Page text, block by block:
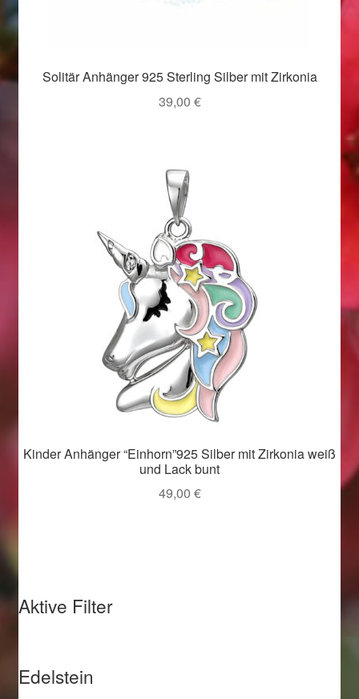
Valentinstag 2016
Valentinstag Geschenke
Weihnachtsangebote 2015
Weihnachtsangebote 2016
Weihnachtsangebote 2017
Weihnachtsangebote 2018
Weihnachtsangebote 2019
Weihnachtsangebote 2020
Weihnachtsangebote 2021
Solitär Anhänger 925 Sterling Silber mit Zirkonia
39,00 €
Kinder Anhänger “Einhorn”925 Silber mit Zirkonia weiß
und Lack bunt
49,00 €
Aktive Filter
Edelstein